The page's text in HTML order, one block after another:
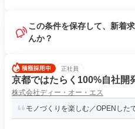
この条件を保存して、新着
んか？
正社員
京都ではたらく100%自社開
株式会社ディー・オー・エス
モノづくりを楽しむ／OPENした